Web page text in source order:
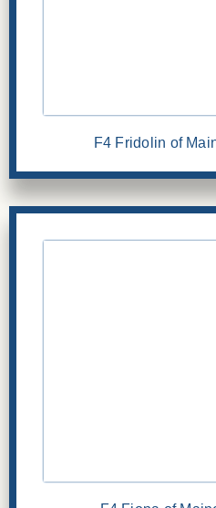
F4 Fridolin of